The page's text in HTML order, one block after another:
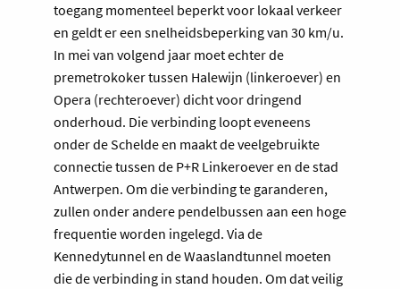
toegang momenteel beperkt voor lokaal verkeer
en geldt er een snelheidsbeperking van 30 km/u.
In mei van volgend jaar moet echter de
premetrokoker tussen Halewijn (linkeroever) en
Opera (rechteroever) dicht voor dringend
onderhoud. Die verbinding loopt eveneens
onder de Schelde en maakt de veelgebruikte
connectie tussen de P+R Linkeroever en de stad
Antwerpen. Om die verbinding te garanderen,
zullen onder andere pendelbussen aan een hoge
frequentie worden ingelegd. Via de
Kennedytunnel en de Waaslandtunnel moeten
die de verbinding in stand houden. Om dat veilig